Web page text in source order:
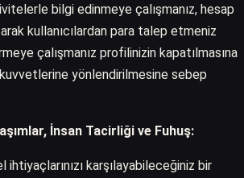
bilgi edinmeye çalışmanız, hesap
kullanıcılardan para talep etmeniz
çalışmanız profilinizin kapatılmasına
yönlendirilmesine sebep
İnsan Tacirliği ve Fuhuş:
ihtiyaçlarınızı karşılayabileceğiniz bir